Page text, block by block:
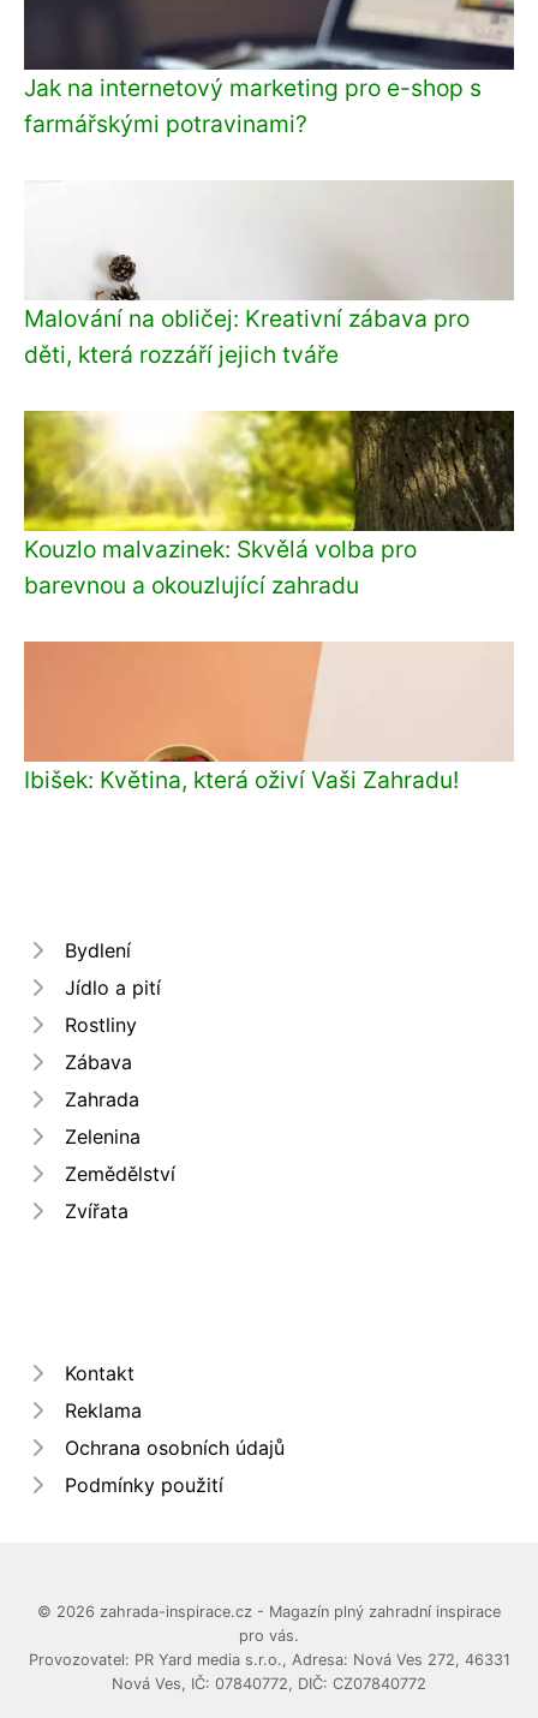
Jak na internetový marketing pro e-shop s
farmářskými potravinami?
Malování na obličej: Kreativní zábava pro
děti, která rozzáří jejich tváře
Kouzlo malvazinek: Skvělá volba pro
barevnou a okouzlující zahradu
Ibišek: Květina, která oživí Vaši Zahradu!
Bydlení
Jídlo a pití
Rostliny
Zábava
Zahrada
Zelenina
Zemědělství
Zvířata
Kontakt
Reklama
Ochrana osobních údajů
Podmínky použití
© 2026 zahrada-inspirace.cz - Magazín plný zahradní inspirace
pro vás.
Provozovatel: PR Yard media s.r.o., Adresa: Nová Ves 272, 46331
Nová Ves, IČ: 07840772, DIČ: CZ07840772